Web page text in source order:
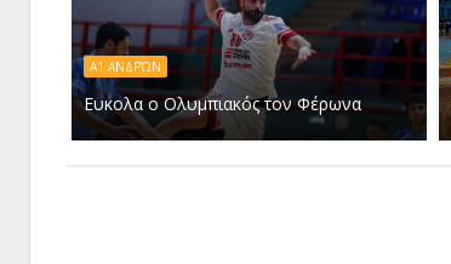
Α1 ΑΝΔΡΏΝ
Ευκολα ο Ολυμπιακός τον Φέρωνα